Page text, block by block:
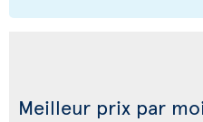
Meilleur prix par